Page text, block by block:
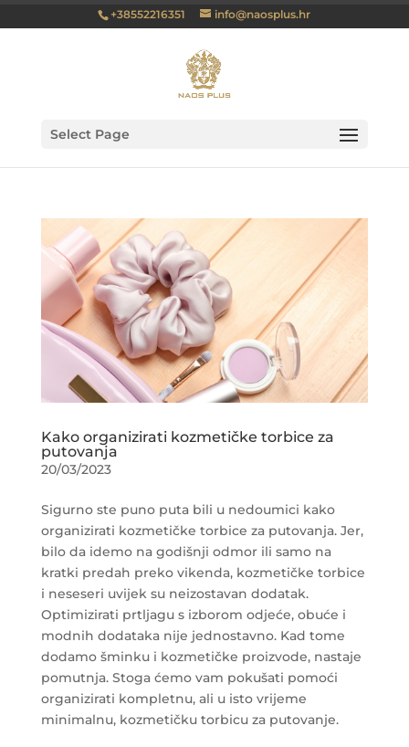
+38552216351 info@naosplus.hr
Select Page
Kako organizirati kozmetičke torbice za
putovanja
20/03/2023
Sigurno ste puno puta bili u nedoumici kako
organizirati kozmetičke torbice za putovanja. Jer,
bilo da idemo na godišnji odmor ili samo na
kratki predah preko vikenda, kozmetičke torbice
i neseseri uvijek su neizostavan dodatak.
Optimizirati prtljagu s izborom odjeće, obuće i
modnih dodataka nije jednostavno. Kad tome
dodamo šminku i kozmetičke proizvode, nastaje
pomutnja. Stoga ćemo vam pokušati pomoći
organizirati kompletnu, ali u isto vrijeme
minimalnu, kozmetičku torbicu za putovanje.